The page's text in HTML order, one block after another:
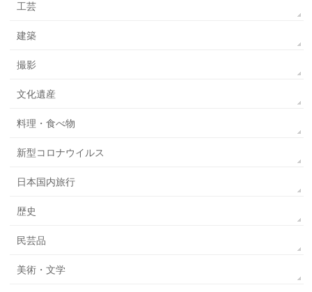
工芸
建築
撮影
文化遺産
料理・食べ物
新型コロナウイルス
日本国内旅行
歴史
民芸品
美術・文学